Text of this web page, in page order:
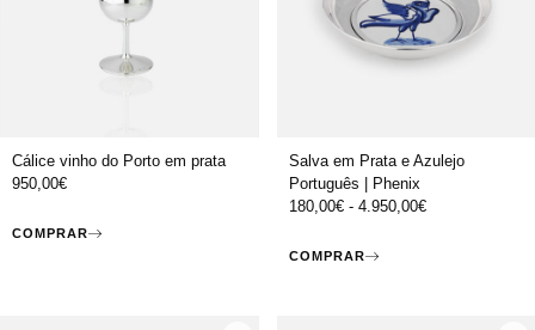
Cálice vinho do Porto em prata
950,00€
COMPRAR
Salva em Prata e Azulejo
Português | Phenix
180,00€- 4.950,00€
COMPRAR